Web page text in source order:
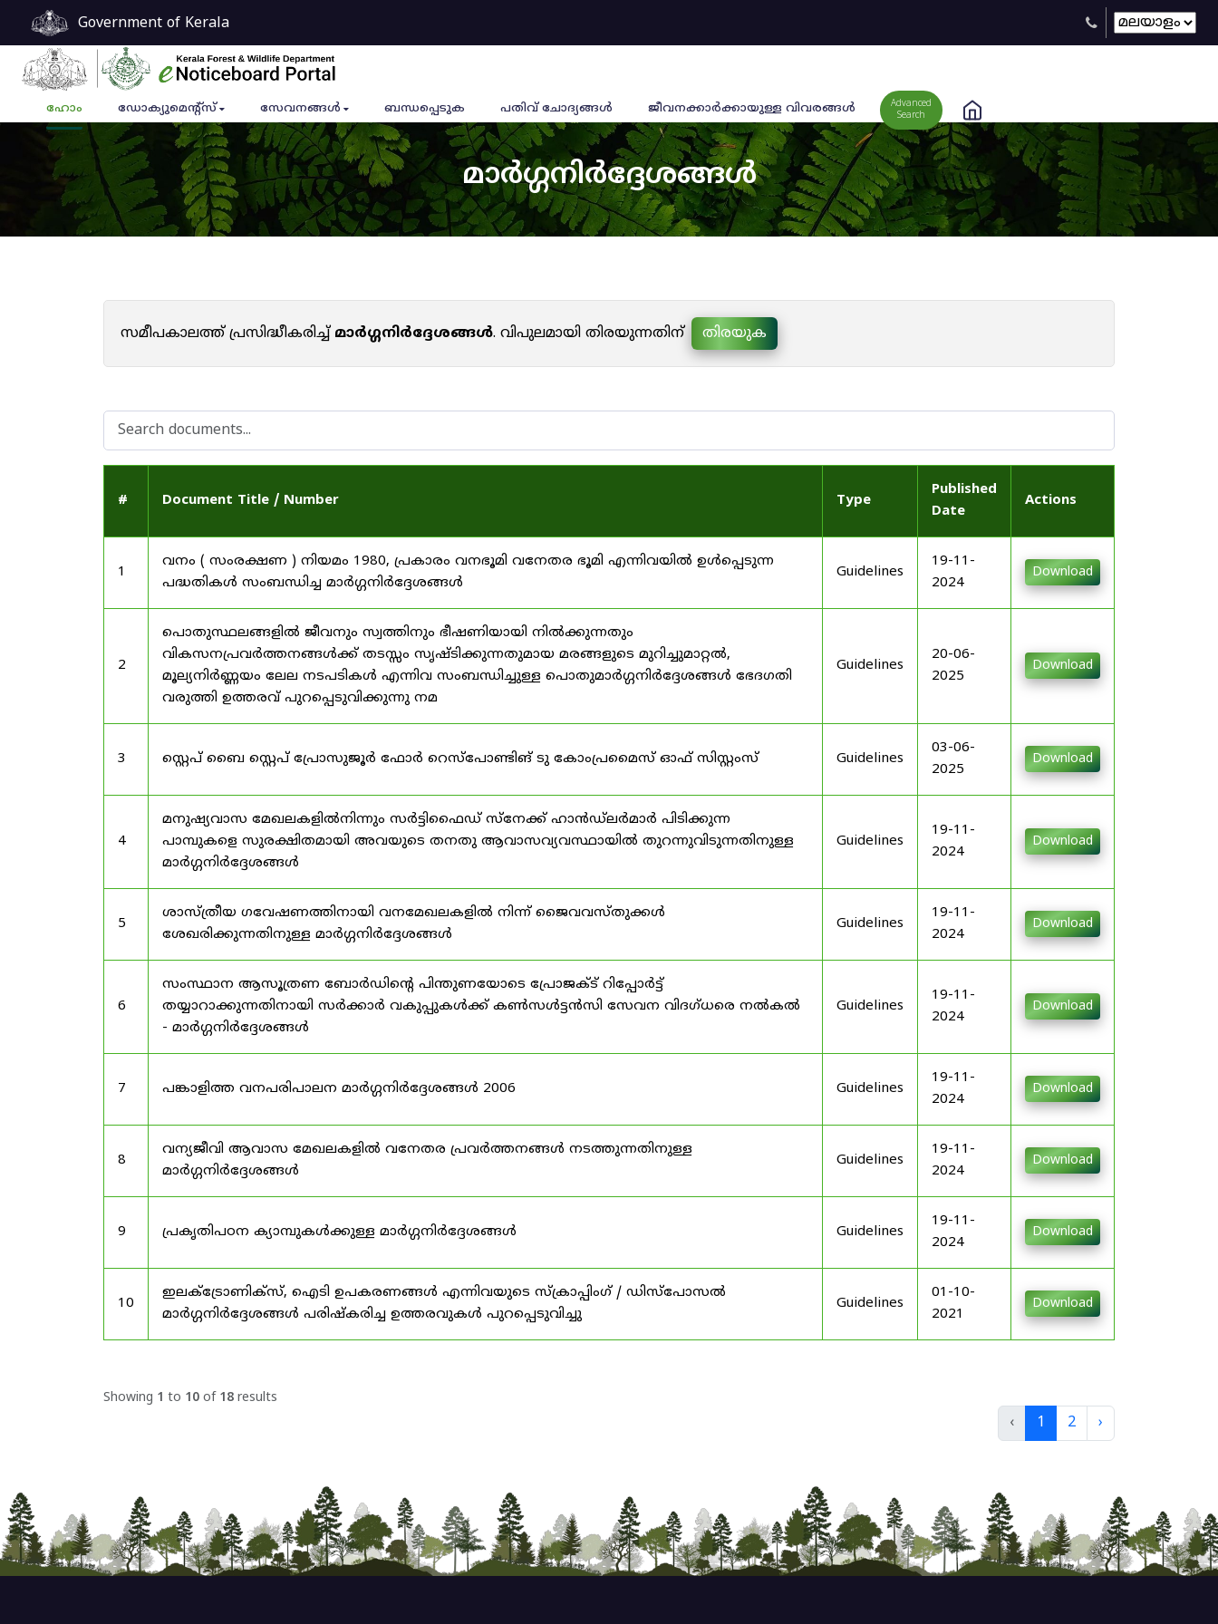
Government of Kerala
ഹോം ഡോക്യുമെൻ്റ്സ് സേവനങ്ങൾ ബന്ധപ്പെടുക പതിവ് ചോദ്യങ്ങൾ ജീവനക്കാര്‍ക്കായുള്ള വിവരങ്ങള്‍
Advanced
Search
മാർഗ്ഗനിർദ്ദേശങ്ങൾ
സമീപകാലത്ത് പ്രസിദ്ധീകരിച്ച്മാർഗ്ഗനിർദ്ദേശങ്ങൾ. വിപുലമായി തിരയുന്നതിന് തിരയുക
# Document Title / Number Type
Published
Date
Actions
1
വനം ( സംരക്ഷണ ) നിയമം 1980, പ്രകാരം വനഭൂമി വനേതര ഭൂമി എന്നിവയിൽ ഉൾപ്പെടുന്ന
പദ്ധതികൾ സംബന്ധിച്ച മാർഗ്ഗനിർദ്ദേശങ്ങൾ
Guidelines
19-11-
2024
Download
2
പൊതുസ്ഥലങ്ങളിൽ ജീവനും സ്വത്തിനും ഭീഷണിയായി നിൽക്കുന്നതും
വികസനപ്രവർത്തനങ്ങൾക്ക് തടസ്സം സൃഷ്ടിക്കുന്നതുമായ മരങ്ങളുടെ മുറിച്ചുമാറ്റൽ,
മൂല്യനിർണ്ണയം ലേല നടപടികൾ എന്നിവ സംബന്ധിച്ചുള്ള പൊതുമാർഗ്ഗനിർദ്ദേശങ്ങൾ ഭേദഗതി
വരുത്തി ഉത്തരവ് പുറപ്പെടുവിക്കുന്നു നമ
Guidelines
20-06-
2025
Download
3 സ്റ്റെപ് ബൈ സ്റ്റെപ് പ്രോസുജൂർ ഫോർ റെസ്‌പോണ്ടിങ് ടു കോംപ്രമൈസ് ഓഫ് സിസ്റ്റംസ് Guidelines
03-06-
2025
Download
4
മനുഷ്യവാസ മേഖലകളിൽനിന്നും സർട്ടിഫൈഡ് സ്നേക്ക് ഹാൻഡ്‌ലർമാർ പിടിക്കുന്ന
പാമ്പുകളെ സുരക്ഷിതമായി അവയുടെ തനതു ആവാസവ്യവസ്ഥായിൽ തുറന്നുവിടുന്നതിനുള്ള
മാർഗ്ഗനിർദ്ദേശങ്ങൾ
Guidelines
19-11-
2024
Download
5
ശാസ്ത്രീയ ഗവേഷണത്തിനായി വനമേഖലകളിൽ നിന്ന് ജൈവവസ്തുക്കൾ
ശേഖരിക്കുന്നതിനുള്ള മാർഗ്ഗനിർദ്ദേശങ്ങൾ
Guidelines
19-11-
2024
Download
6
സംസ്ഥാന ആസൂത്രണ ബോർഡിൻ്റെ പിന്തുണയോടെ പ്രോജക്ട് റിപ്പോർട്ട്
തയ്യാറാക്കുന്നതിനായി സർക്കാർ വകുപ്പുകൾക്ക് കൺസൾട്ടൻസി സേവന വിദഗ്ധരെ നൽകൽ
- മാർഗ്ഗനിർദ്ദേശങ്ങൾ
Guidelines
19-11-
2024
Download
7 പങ്കാളിത്ത വനപരിപാലന മാർഗ്ഗനിർദ്ദേശങ്ങൾ 2006 Guidelines
19-11-
2024
Download
8
വന്യജീവി ആവാസ മേഖലകളിൽ വനേതര പ്രവർത്തനങ്ങൾ നടത്തുന്നതിനുള്ള
മാർഗ്ഗനിർദ്ദേശങ്ങൾ
Guidelines
19-11-
2024
Download
9 പ്രകൃതിപഠന ക്യാമ്പുകൾക്കുള്ള മാർഗ്ഗനിർദ്ദേശങ്ങൾ Guidelines
19-11-
2024
Download
10
ഇലക്‌ട്രോണിക്‌സ്, ഐടി ഉപകരണങ്ങൾ എന്നിവയുടെ സ്‌ക്രാപ്പിംഗ് / ഡിസ്‌പോസൽ
മാർഗ്ഗനിർദ്ദേശങ്ങൾ പരിഷ്‌കരിച്ച ഉത്തരവുകൾ പുറപ്പെടുവിച്ചു
Guidelines
01-10-
2021
Download
Showing 1 to 10 of 18 results
‹ 1 2 ›